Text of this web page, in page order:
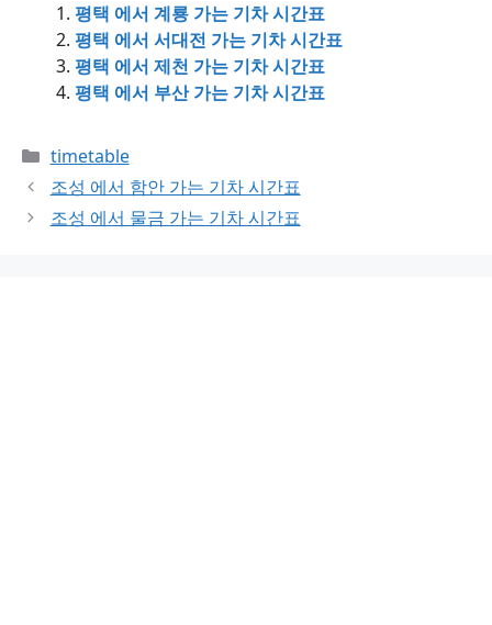
평택 에서 계룡 가는 기차 시간표
평택 에서 서대전 가는 기차 시간표
평택 에서 제천 가는 기차 시간표
평택 에서 부산 가는 기차 시간표
Categories
timetable
조성 에서 함안 가는 기차 시간표
조성 에서 물금 가는 기차 시간표